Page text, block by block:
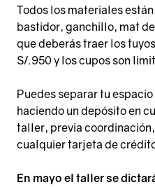
Todos los materiales
bastidor, ganchillo, mat
que deberás traer los
S/.950 y los cupos son
Puedes separar tu
haciendo un depósito en
taller, previa
cualquier tarjeta de
En mayo el taller se